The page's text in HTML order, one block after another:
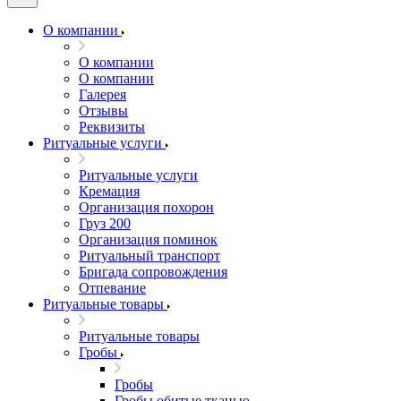
О компании
О компании
О компании
Галерея
Отзывы
Реквизиты
Ритуальные услуги
Ритуальные услуги
Кремация
Организация похорон
Груз 200
Организация поминок
Ритуальный транспорт
Бригада сопровождения
Отпевание
Ритуальные товары
Ритуальные товары
Гробы
Гробы